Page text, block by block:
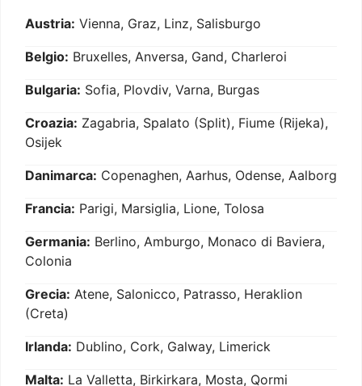
Austria: Vienna, Graz, Linz, Salisburgo
Belgio: Bruxelles, Anversa, Gand, Charleroi
Bulgaria: Sofia, Plovdiv, Varna, Burgas
Croazia: Zagabria, Spalato (Split), Fiume (Rijeka),
Osijek
Danimarca: Copenaghen, Aarhus, Odense, Aalborg
Francia: Parigi, Marsiglia, Lione, Tolosa
Germania: Berlino, Amburgo, Monaco di Baviera,
Colonia
Grecia: Atene, Salonicco, Patrasso, Heraklion
(Creta)
Irlanda: Dublino, Cork, Galway, Limerick
Malta: La Valletta, Birkirkara, Mosta, Qormi